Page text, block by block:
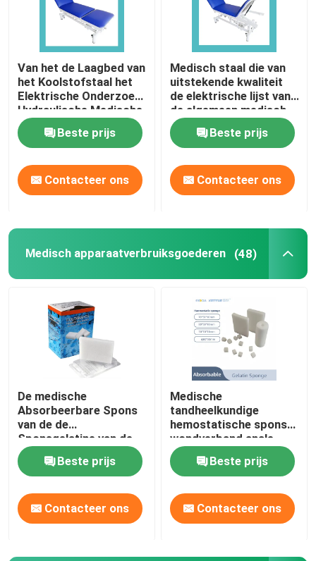
Van het de Laagbed van
het Koolstofstaal het
Elektrische Onderzoek
Hydraulische Medische
Blauw
Beste prijs
Contacteer ons
Medisch staal die van
uitstekende kwaliteit
de elektrische lijst van
de algemeen medisch
onderzoeklaag
bespuitenBeste prijs
Contacteer ons
Medisch apparaatverbruiksgoederen (48)
De medische
Absorbeerbare Spons
van de de
Sponsgelatine van de
Chirurgie
Hemostatische
Gelatine
Beste prijs
Contacteer ons
Medische
tandheelkundige
hemostatische spons
wondverband anale
hemostatische spons
Beste prijs
Contacteer ons